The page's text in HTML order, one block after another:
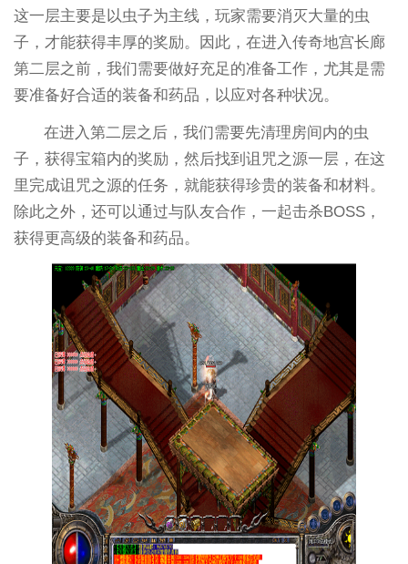
这一层主要是以虫子为主线，玩家需要消灭大量的虫
子，才能获得丰厚的奖励。因此，在进入传奇地宫长廊
第二层之前，我们需要做好充足的准备工作，尤其是需
要准备好合适的装备和药品，以应对各种状况。
在进入第二层之后，我们需要先清理房间内的虫
子，获得宝箱内的奖励，然后找到诅咒之源一层，在这
里完成诅咒之源的任务，就能获得珍贵的装备和材料。
除此之外，还可以通过与队友合作，一起击杀BOSS，
获得更高级的装备和药品。